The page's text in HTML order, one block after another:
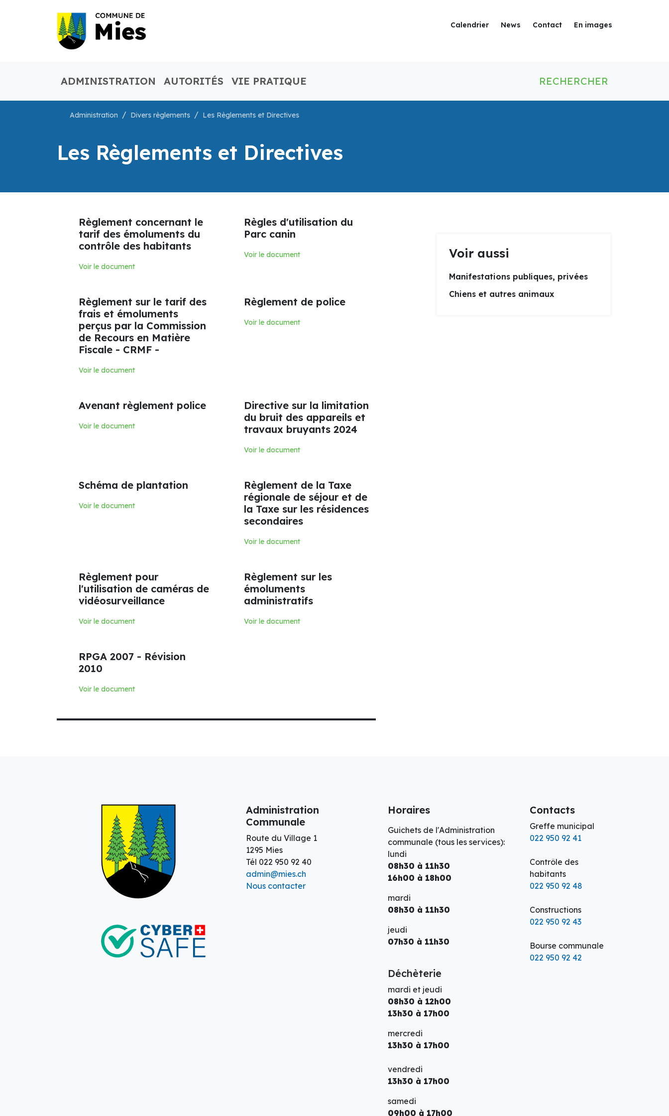
Calendrier News Contact En images
ADMINISTRATION AUTORITÉS VIE PRATIQUE RECHERCHER
Administration Divers règlements Les Règlements et Directives
Les Règlements et Directives
Règlement concernant le
tarif des émoluments du
contrôle des habitants
Voir le document
Règles d'utilisation du
Parc canin
Voir le document
Règlement sur le tarif des
frais et émoluments
perçus par la Commission
de Recours en Matière
Fiscale - CRMF -
Voir le document
Règlement de police
Voir le document
Avenant règlement police
Voir le document
Directive sur la limitation
du bruit des appareils et
travaux bruyants 2024
Voir le document
Schéma de plantation
Voir le document
Règlement de la Taxe
régionale de séjour et de
la Taxe sur les résidences
secondaires
Voir le document
Règlement pour
l'utilisation de caméras de
vidéosurveillance
Voir le document
Règlement sur les
émoluments
administratifs
Voir le document
RPGA 2007 - Révision
2010
Voir le document
Voir aussi
Manifestations publiques, privées
Chiens et autres animaux
Administration
Communale
Route du Village 1
1295 Mies
Tél 022 950 92 40
admin@mies.ch
Nous contacter
Horaires
Guichets de l'Administration
communale (tous les services):
lundi
08h30 à 11h30
16h00 à 18h00
mardi
08h30 à 11h30
jeudi
07h30 à 11h30
Déchèterie
mardi et jeudi
08h30 à 12h00
13h30 à 17h00
mercredi
13h30 à 17h00
vendredi
13h30 à 17h00
samedi
09h00 à 17h00
Contacts
Greffe municipal
022 950 92 41
Contrôle des
habitants
022 950 92 48
Constructions
022 950 92 43
Bourse communale
022 950 92 42